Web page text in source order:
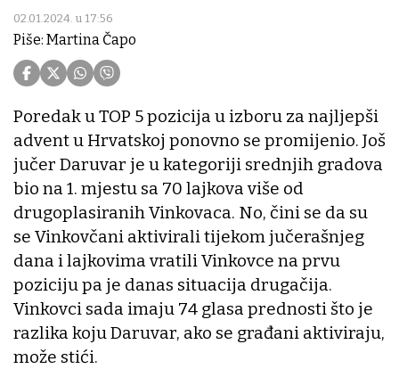
02.01.2024. u 17:56
Piše: Martina Čapo
Poredak u TOP 5 pozicija u izboru za najljepši
advent u Hrvatskoj ponovno se promijenio. Još
jučer Daruvar je u kategoriji srednjih gradova
bio na 1. mjestu sa 70 lajkova više od
drugoplasiranih Vinkovaca. No, čini se da su
se Vinkovčani aktivirali tijekom jučerašnjeg
dana i lajkovima vratili Vinkovce na prvu
poziciju pa je danas situacija drugačija.
Vinkovci sada imaju 74 glasa prednosti što je
razlika koju Daruvar, ako se građani aktiviraju,
može stići.